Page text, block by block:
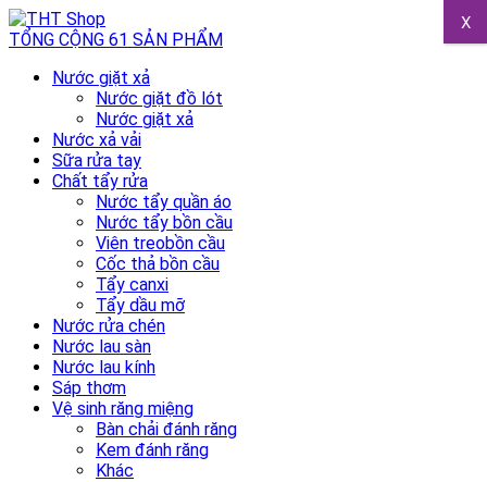
TỔNG CỘNG 61 SẢN PHẨM
Nước giặt xả
Nước giặt đồ lót
Nước giặt xả
Nước xả vải
Sữa rửa tay
Chất tẩy rửa
Nước tẩy quần áo
Nước tẩy bồn cầu
Viên treobồn cầu
Cốc thả bồn cầu
Tẩy canxi
Tẩy dầu mỡ
Nước rửa chén
Nước lau sàn
Nước lau kính
Sáp thơm
Vệ sinh răng miệng
Bàn chải đánh răng
Kem đánh răng
Khác
X